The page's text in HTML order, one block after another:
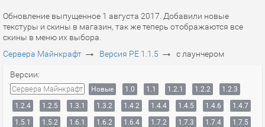
Обновление выпущенное 1 августа 2017. Добавили новые
текстуры и скины в магазин, так же теперь отображаются все
скины в меню их выбора.
Сервера Майнкрафт → Версия PE 1.1.5 → с лаунчером
Версии:
Сервера Майнкрафт Новые 1.0 1.1 1.2.1 1.2.2
1.2.3
1.2.4
1.2.5 1.3.1 1.3.2 1.4.2 1.4.4 1.4.5 1.4.6
1.4.7
1.5.1
1.5.2 1.6.1 1.6.2 1.6.4 1.7.2 1.7.3 1.7.4
1.7.5